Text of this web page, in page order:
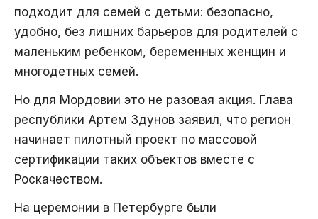
подходит для семей с детьми: безопасно,
удобно, без лишних барьеров для родителей с
маленьким ребенком, беременных женщин и
многодетных семей.
Но для Мордовии это не разовая акция. Глава
республики Артем Здунов заявил, что регион
начинает пилотный проект по массовой
сертификации таких объектов вместе с
Роскачеством.
На церемонии в Петербурге были